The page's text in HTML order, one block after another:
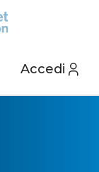
Accedi